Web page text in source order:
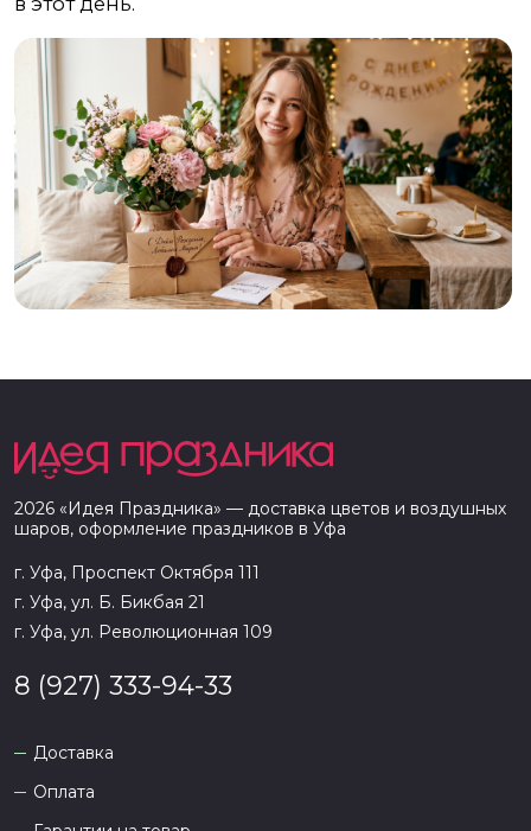
2026 «Идея Праздника» — доставка цветов и воздушных
шаров, оформление праздников в Уфа
г. Уфа, Проспект Октября 111
г. Уфа, ул. Б. Бикбая 21
г. Уфа, ул. Революционная 109
8 (927) 333-94-33
Доставка
Оплата